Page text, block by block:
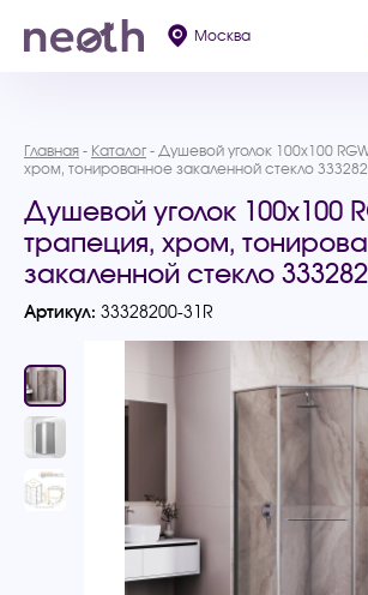
Москва
Главная Каталог
Душевой уголок 100x100
хром, тонированное закаленной стекло
Душевой уголок 100x100
трапеция, хром,
закаленной стекло
Артикул: 33328200-31R